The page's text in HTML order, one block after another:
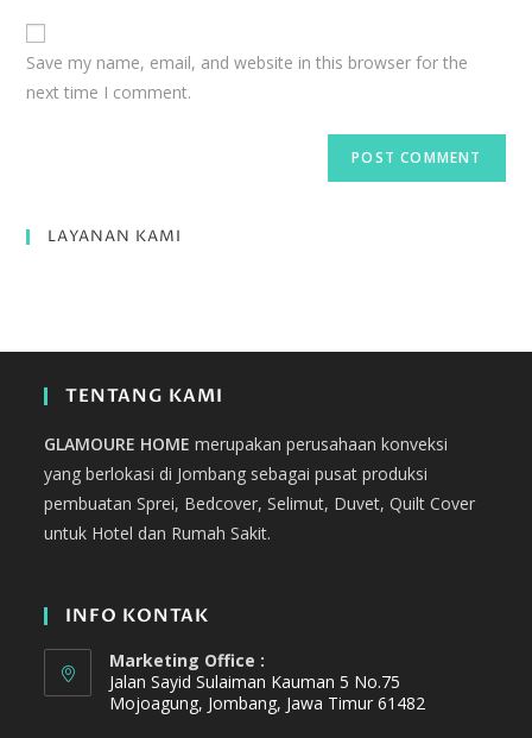
Save my name, email, and website in this browser for the
next time I comment.
LAYANAN KAMI
TENTANG KAMI
GLAMOURE HOME merupakan perusahaan konveksi
yang berlokasi di Jombang sebagai pusat produksi
pembuatan Sprei, Bedcover, Selimut, Duvet, Quilt Cover
untuk Hotel dan Rumah Sakit.
INFO KONTAK
Marketing Office :
Jalan Sayid Sulaiman Kauman 5 No.75
Mojoagung, Jombang, Jawa Timur 61482